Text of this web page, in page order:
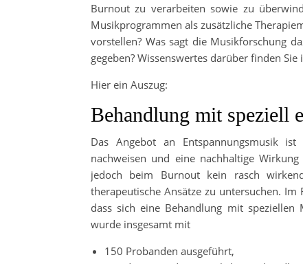
Burnout zu verarbeiten sowie zu
Musikprogrammen als zusätzliche
vorstellen? Was sagt die Musikforschung
gegeben? Wissenswertes darüber finden Sie
Hier ein Auszug:
Behandlung mit speziell
Das Angebot an Entspannungsmusik
nachweisen und eine nachhaltige
jedoch beim Burnout kein rasch
therapeutische Ansätze zu untersuchen.
dass sich eine Behandlung mit
wurde insgesamt mit
150 Probanden ausgeführt,